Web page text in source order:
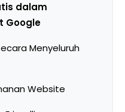
dalam
Google
Menyeluruh
Website